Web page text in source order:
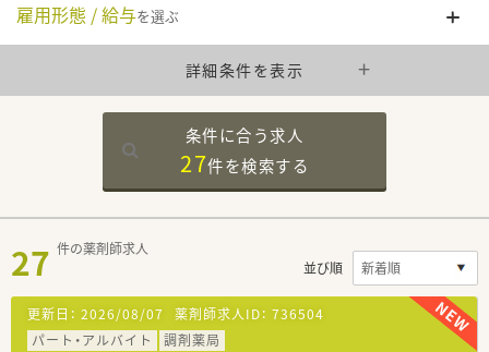
雇用形態 / 給与を選ぶ
詳細条件を表示
条件に合う求人
27件を検索する
27 件の薬剤師求人
並び順
更新日： 2026/08/07 薬剤師求人ID： 736504
パート・アルバイト
調剤薬局